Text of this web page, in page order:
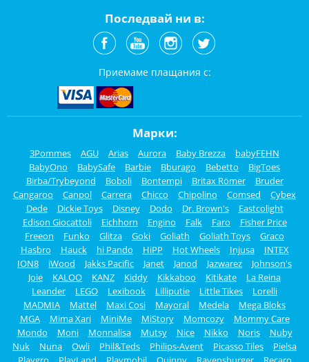
Последвай ни в:
Приемаме плащания с:
Марки:
3Pommes AGU Arias Aurora Baby Brezza
babyFEHN
BabyOno
BabySafe Barbie Bburago Bebetto
BigToes
Birba/Trybeyond
Boboli Bontempi Britax Römer
Bruder
Cangaroo
Canpol Carrera Chicco Chipolino Comsed
Cybex
Dede
Dickie Toys Disney Dodo Dr. Brown's
Eastcolight
Edison Giocattoli
Eichhorn Engino Falk Faro
Fisher Price
Freeon
Funko Glitza Goki Goliath Goliath Toys
Graco
Hasbro
Hauck hi Pando HiPP Hot Wheels Injusa
INTEX
ION8
iWood Jakks Pacific Janet Janod Jazwarez
Johnson's
Joie
KALOO KANZ Kiddy Kikkaboo Kitikate
La Reina
Leander
LEGO Lexibook Lilliputie Little Tikes
Lorelli
MADMIA
Mattel Maxi Cosi Mayoral Medela
Mega Bloks
MGA
Mima Xari MiniMe MiStory Momcozy
Mommy Care
Mondo
Moni Monnalisa Mutsy Nice Nikko Noris
Nuby
Nuk
Nuna Owli Phil&Teds Philips-Avent Picasso Tiles
Pielsa